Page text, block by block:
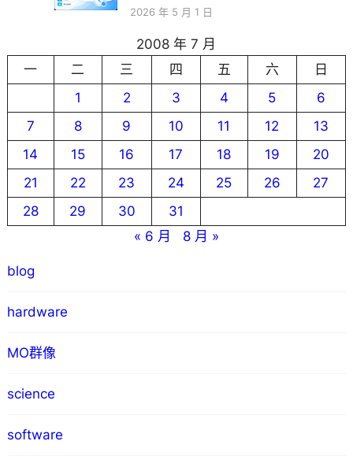
2026 年 5 月 1 日
2008 年 7 月
一
二 三 四 五 六
日
1
2 3 4 5
6
7
8 9 10 11 12
13
14
15 16 17 18 19
20
21
22 23 24 25 26
27
28
29 30
31
« 6 月
8 月 »
blog
hardware
MO群像
science
software